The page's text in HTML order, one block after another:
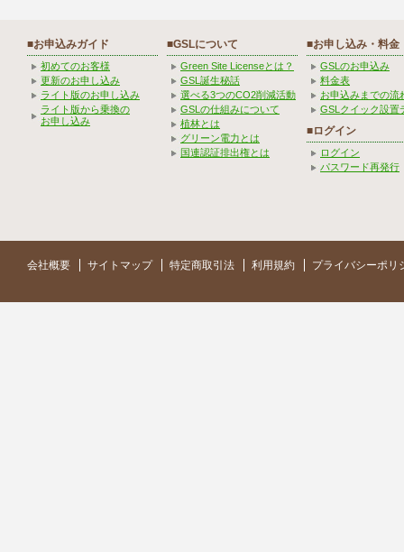
■お申込みガイド
初めてのお客様
更新のお申し込み
ライト版のお申し込み
ライト版から乗換の
お申し込み
■GSLについて
Green Site Licenseとは？
GSL誕生秘話
選べる3つのCO2削減活動
GSLの仕組みについて
植林とは
グリーン電力とは
国連認証排出権とは
■お申し込み・料金
GSLのお申込み
料金表
お申込みまでの流
GSLクイック設置
■ログイン
ログイン
パスワード再発行
会社概要 サイトマップ 特定商取引法 利用規約 プライバシーポリ